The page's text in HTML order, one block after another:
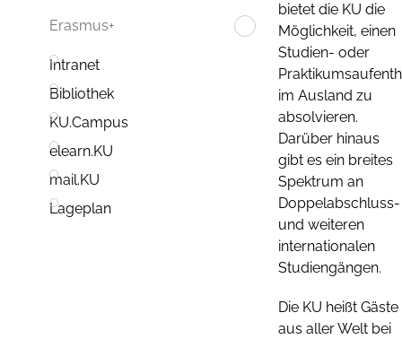
Erasmus+
Intranet
Bibliothek
KU.Campus
elearn.KU
mail.KU
Lageplan
bietet die KU die
Möglichkeit, einen
Studien- oder
im Ausland zu
absolvieren.
Darüber hinaus
gibt es ein breites
Spektrum an
Doppelabschluss-
und weiteren
internationalen
Studiengängen.
Die KU heißt Gäste
aus aller Welt bei